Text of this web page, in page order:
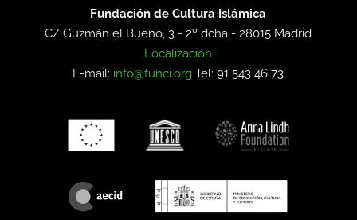
Fundación de Cultura Islámica
C/ Guzmán el Bueno, 3 - 2º dcha -28015 Madrid
Localización
E-mail: info@funci.org Tel: 91 543 46 73